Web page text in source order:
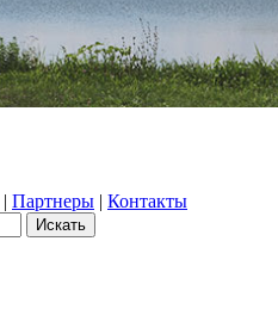
| Партнеры | Контакты